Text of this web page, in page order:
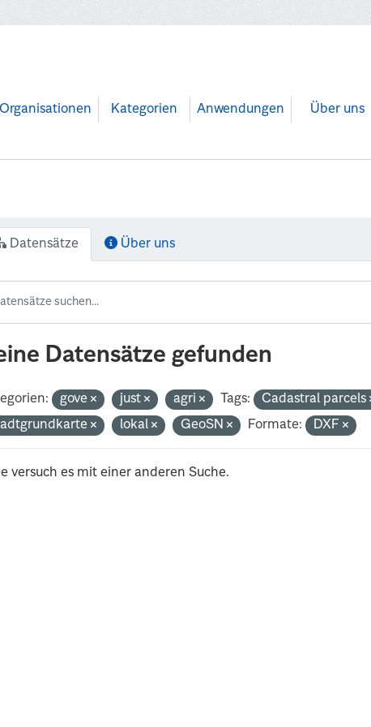
Organisationen Kategorien Anwendungen Über uns
Datensätze Über uns
Datensätze gefunden
gove just agri Tags:
Cadastral parcels
lokal GeoSN Formate: DXF
versuch es mit einer anderen Suche.